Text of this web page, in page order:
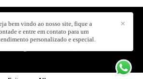
E ELIS FERNANDES
✕
bem vindo ao nosso site, fique a
e entre em contato para um
personalizado e especial.